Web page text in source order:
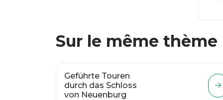
Sur le même thème
Geführte Touren
durch das Schloss
von Neuenburg